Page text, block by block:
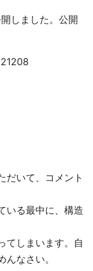
しました。公開
いて、コメント
いる最中に、構造
てしまいます。自
なさい。